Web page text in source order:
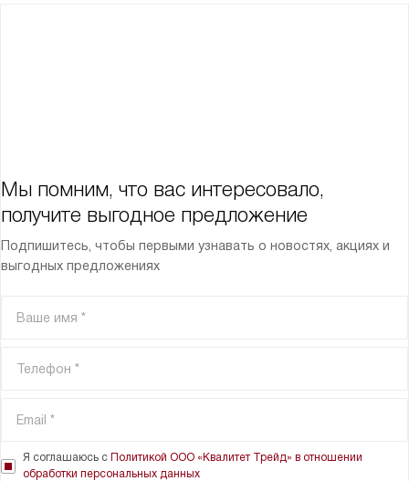
Мы помним, что вас интересовало,
получите выгодное предложение
Подпишитесь, чтобы первыми узнавать о новостях, акциях и
выгодных предложениях
Я соглашаюсь с Политикой ООО «Квалитет Трейд» в отношении
обработки персональных данных